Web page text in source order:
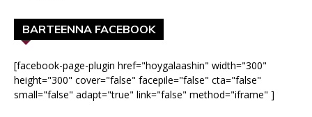
BARTEENNA FACEBOOK
[facebook-page-plugin href="hoygalaashin" width="300"
height="300" cover="false" facepile="false" cta="false"
small="false" adapt="true" link="false" method="iframe" ]